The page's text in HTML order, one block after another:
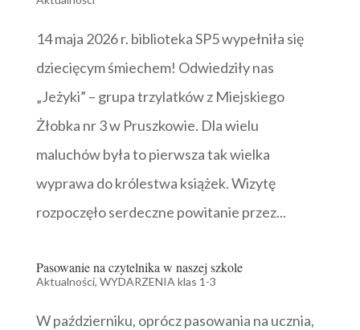
14 maja 2026 r. biblioteka SP5 wypełniła się
dziecięcym śmiechem! Odwiedziły nas
„Jeżyki” – grupa trzylatków z Miejskiego
Żłobka nr 3 w Pruszkowie. Dla wielu
maluchów była to pierwsza tak wielka
wyprawa do królestwa książek. Wizytę
rozpoczęło serdeczne powitanie przez...
Pasowanie na czytelnika w naszej szkole
Aktualności, WYDARZENIA klas 1-3
W październiku, oprócz pasowania na ucznia,